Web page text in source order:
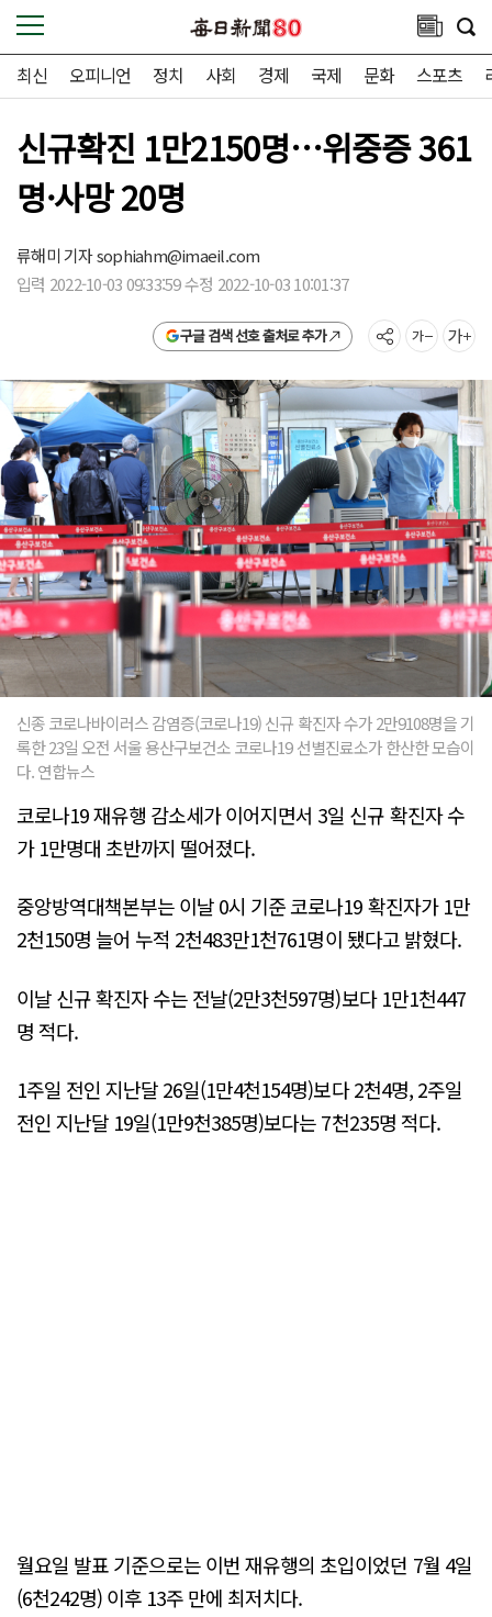
최신 오피니언 정치 사회 경제 국제 문화 스포츠
신규확진 1만2150명…위중증 361
명·사망 20명
류해미 기자sophiahm@imaeil.com
입력 2022-10-03 09:33:59 수정 2022-10-03 10:01:37
구글 검색 선호 출처로 추가
신종 코로나바이러스 감염증(코로나19) 신규 확진자 수가 2만9108명을 기
록한 23일 오전 서울 용산구보건소 코로나19 선별진료소가 한산한 모습이
다. 연합뉴스
코로나19 재유행 감소세가 이어지면서 3일 신규 확진자 수
가 1만명대 초반까지 떨어졌다.
중앙방역대책본부는 이날 0시 기준 코로나19 확진자가 1만
2천150명 늘어 누적 2천483만1천761명이 됐다고 밝혔다.
이날 신규 확진자 수는 전날(2만3천597명)보다 1만1천447
명 적다.
1주일 전인 지난달 26일(1만4천154명)보다 2천4명, 2주일
전인 지난달 19일(1만9천385명)보다는 7천235명 적다.
월요일 발표 기준으로는 이번 재유행의 초입이었던 7월 4일
(6천242명) 이후 13주 만에 최저치다.